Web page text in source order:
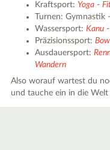
Kraftsport: Yoga -
Turnen: Gymnastik
Wassersport:Kanu
Präzisionssport:
Ausdauersport:
Wandern
Also worauf wartest du
und tauche ein in die